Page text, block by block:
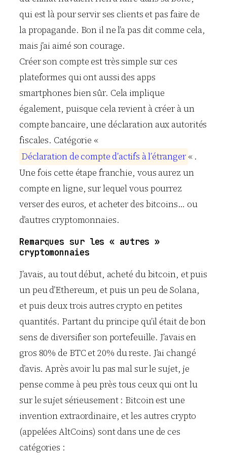
qui est là pour servir ses clients et pas faire de
la propagande. Bon il ne l’a pas dit comme cela,
mais j’ai aimé son courage.
Créer son compte est très simple sur ces
plateformes qui ont aussi des apps
smartphones bien sûr. Cela implique
également, puisque cela revient à créer à un
compte bancaire, une déclaration aux autorités
fiscales. Catégorie «
Déclaration de compte d’actifs àl’étranger « .
Une fois cette étape franchie, vous aurez un
compte en ligne, sur lequel vous pourrez
verser des euros, et acheter des bitcoins… ou
d’autres cryptomonnaies.
Remarques sur les « autres »
cryptomonnaies
J’avais, au tout début, acheté du bitcoin, et puis
un peu d’Ethereum, et puis un peu de Solana,
et puis deux trois autres crypto en petites
quantités. Partant du principe qu’il était de bon
sens de diversifier son portefeuille. J’avais en
gros 80% de BTC et 20% du reste. J’ai changé
d’avis. Après avoir lu pas mal sur le sujet, je
pense comme à peu près tous ceux qui ont lu
sur le sujet sérieusement : Bitcoin est une
invention extraordinaire, et les autres crypto
(appelées AltCoins) sont dans une de ces
catégories :